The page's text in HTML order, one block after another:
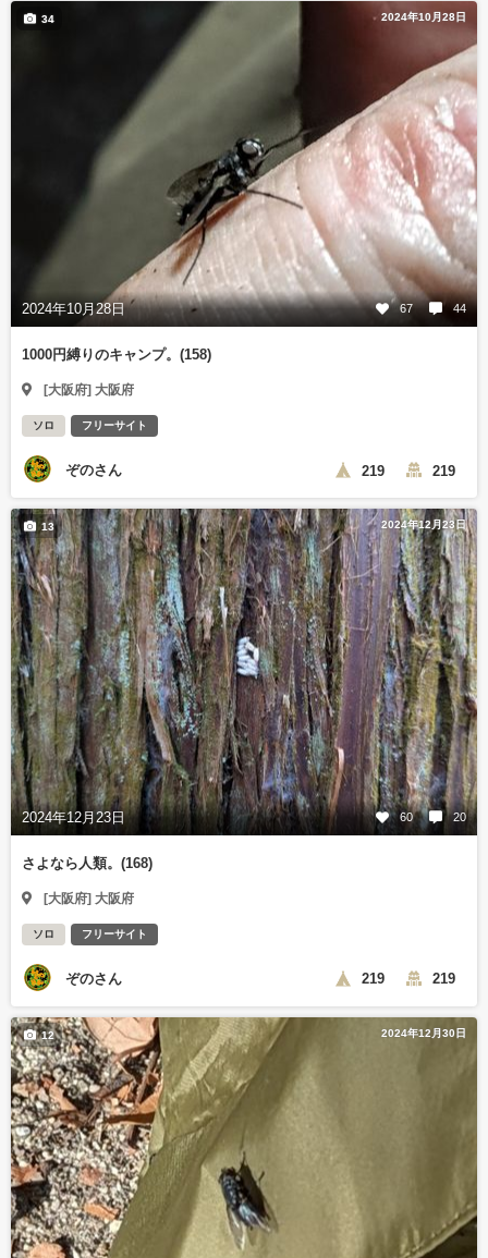
2024年10月28日
2024年10月28日 67 44
34
1000円縛りのキャンプ。(158)
[大阪府] 大阪府
ソロ フリーサイト
ぞのさん 219 219
2024年12月23日
2024年12月23日 60 20
13
さよなら人類。(168)
[大阪府] 大阪府
ソロ フリーサイト
ぞのさん 219 219
2024年12月30日
12